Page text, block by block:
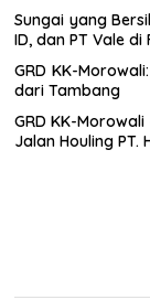
Sungai yang
ID, dan PT Vale di
GRD KK-
dari Tambang
GRD KK-
Jalan Houling PT.